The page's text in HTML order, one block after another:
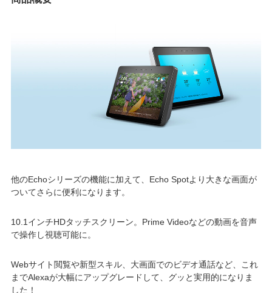
他のEchoシリーズの機能に加えて、Echo Spotより大きな画面が
ついてさらに便利になります。
10.1インチHDタッチスクリーン。Prime Videoなどの動画を音声
で操作し視聴可能に。
Webサイト閲覧や新型スキル、大画面でのビデオ通話など、これ
までAlexaが大幅にアップグレードして、グッと実用的になりま
した！